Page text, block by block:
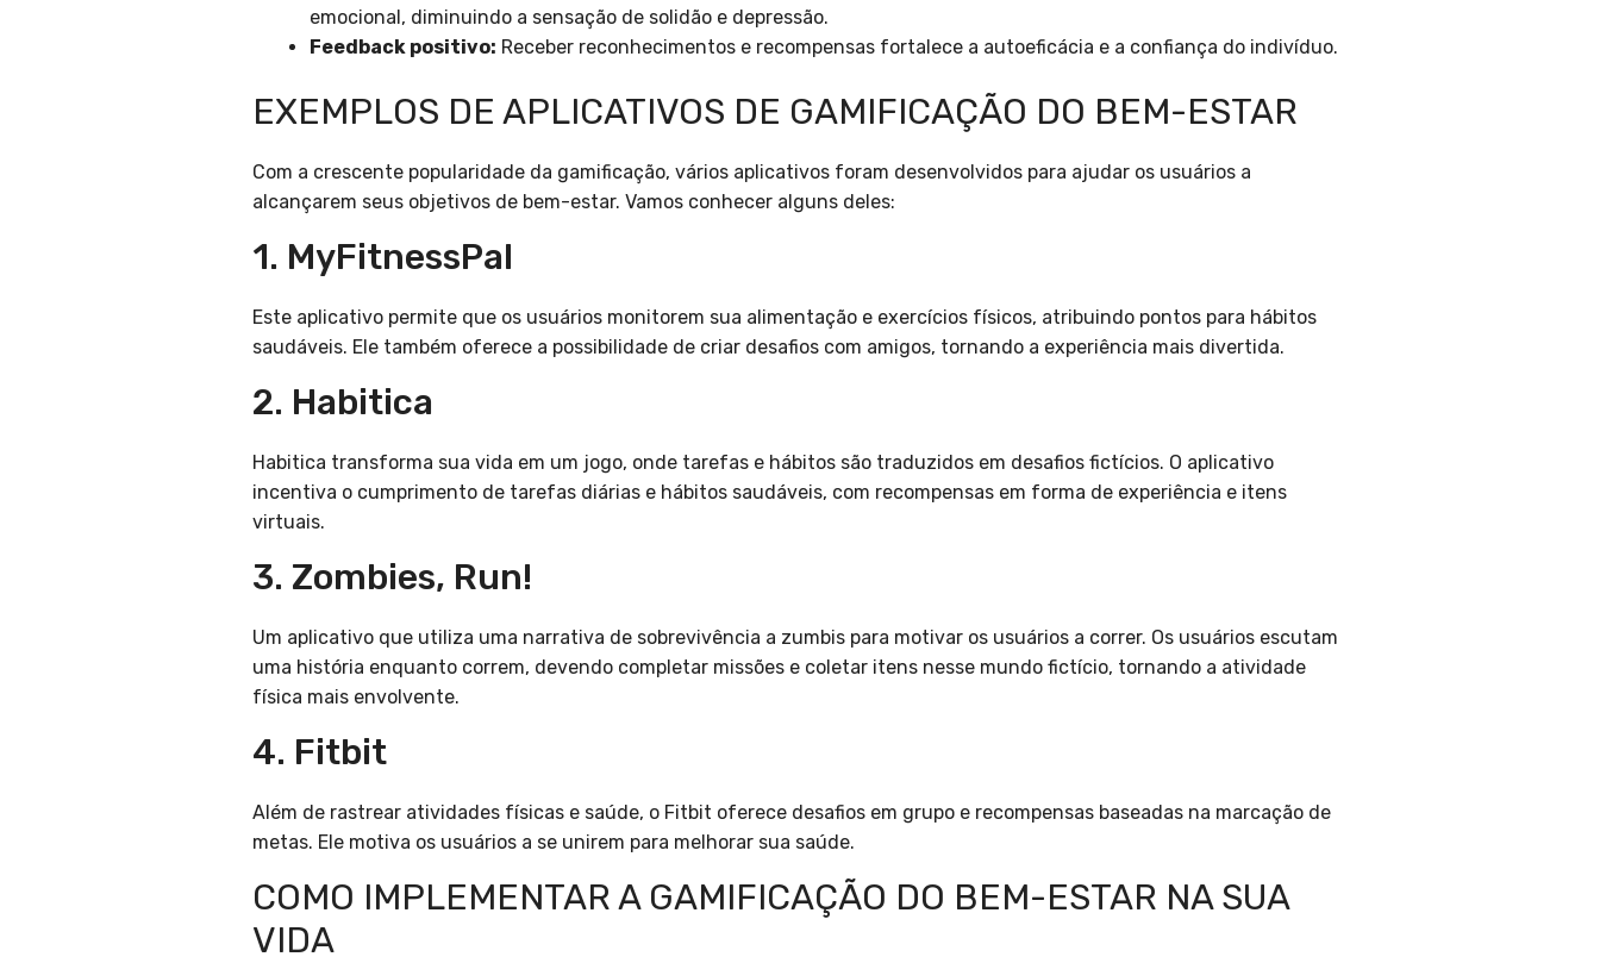
emocional, diminuindo a sensação de solidão e depressão.
Feedback positivo: Receber reconhecimentos e recompensas fortalece a autoeficácia e a confiança do indivíduo.
EXEMPLOS DE APLICATIVOS DE GAMIFICAÇÃO DO BEM-ESTAR
Com a crescente popularidade da gamificação, vários aplicativos foram desenvolvidos para ajudar os usuários a
alcançarem seus objetivos de bem-estar. Vamos conhecer alguns deles:
1. MyFitnessPal
Este aplicativo permite que os usuários monitorem sua alimentação e exercícios físicos, atribuindo pontos para hábitos
saudáveis. Ele também oferece a possibilidade de criar desafios com amigos, tornando a experiência mais divertida.
2. Habitica
Habitica transforma sua vida em um jogo, onde tarefas e hábitos são traduzidos em desafios fictícios. O aplicativo
incentiva o cumprimento de tarefas diárias e hábitos saudáveis, com recompensas em forma de experiência e itens
virtuais.
3. Zombies, Run!
Um aplicativo que utiliza uma narrativa de sobrevivência a zumbis para motivar os usuários a correr. Os usuários escutam
uma história enquanto correm, devendo completar missões e coletar itens nesse mundo fictício, tornando a atividade
física mais envolvente.
4. Fitbit
Além de rastrear atividades físicas e saúde, o Fitbit oferece desafios em grupo e recompensas baseadas na marcação de
metas. Ele motiva os usuários a se unirem para melhorar sua saúde.
COMO IMPLEMENTAR A GAMIFICAÇÃO DO BEM-ESTAR NA SUA
VIDA